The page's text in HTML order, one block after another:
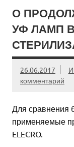
О
УФ ЛАМП
26.06.2017
комментарий
Для сравнения
применяемые
ELECRO.